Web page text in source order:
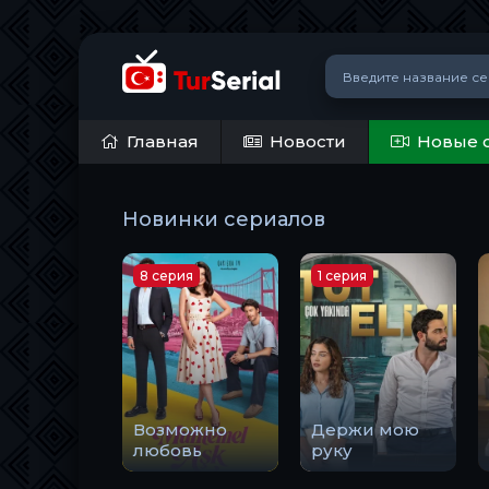
Главная Новости Новые
Новинки сериалов
Возможно
любовь
8 серия
Держи мою
руку
1 серия